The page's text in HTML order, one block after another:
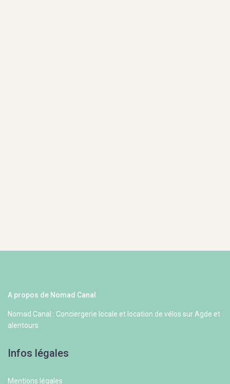
A propos de Nomad Canal
Nomad Canal : Conciergerie locale et location de vélos sur Agde et
alentours
Infos légales
Mentions légales